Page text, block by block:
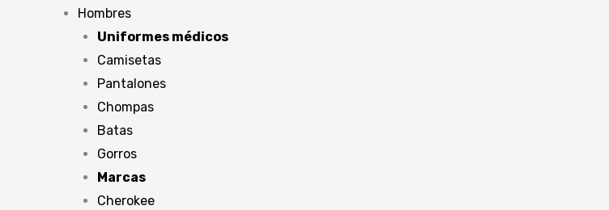
Hombres
Uniformes médicos
Camisetas
Pantalones
Chompas
Batas
Gorros
Marcas
Cherokee